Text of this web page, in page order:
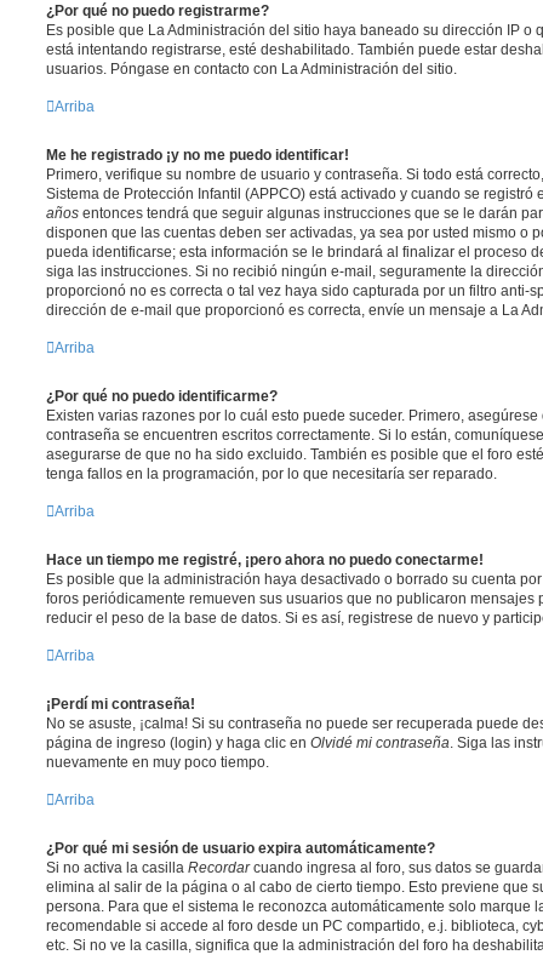
¿Por qué no puedo registrarme?
Es posible que La Administración del sitio haya baneado su dirección IP o
está intentando registrarse, esté deshabilitado. También puede estar
usuarios. Póngase en contacto con La Administración del sitio.
Arriba
Me he registrado ¡y no me puedo identificar!
Primero, verifique su nombre de usuario y contraseña. Si todo está
Sistema de Protección Infantil (APPCO) está activado y cuando se
años entonces tendrá que seguir algunas instrucciones que se le darán
disponen que las cuentas deben ser activadas, ya sea por usted mismo o
pueda identificarse; esta información se le brindará al finalizar el proceso
siga las instrucciones. Si no recibió ningún e-mail, seguramente la
proporcionó no es correcta o tal vez haya sido capturada por un filtro anti-
dirección de e-mail que proporcionó es correcta, envíe un mensaje a La
Arriba
¿Por qué no puedo identificarme?
Existen varias razones por lo cuál esto puede suceder. Primero,
contraseña se encuentren escritos correctamente. Si lo están,
asegurarse de que no ha sido excluido. También es posible que el foro
tenga fallos en la programación, por lo que necesitaría ser reparado.
Arriba
Hace un tiempo me registré, ¡pero ahora no puedo conectarme!
Es posible que la administración haya desactivado o borrado su cuenta
foros periódicamente remueven sus usuarios que no publicaron mensajes
reducir el peso de la base de datos. Si es así, registrese de nuevo y
Arriba
¡Perdí mi contraseña!
No se asuste, ¡calma! Si su contraseña no puede ser recuperada puede
página de ingreso (login) y haga clic en Olvidé mi contraseña . Siga las
nuevamente en muy poco tiempo.
Arriba
¿Por qué mi sesión de usuario expira automáticamente?
Si no activa la casilla Recordarcuando ingresa al foro, sus datos se
elimina al salir de la página o al cabo de cierto tiempo. Esto previene que
persona. Para que el sistema le reconozca automáticamente solo marque
recomendable si accede al foro desde un PC compartido, e.j. biblioteca,
etc. Si no ve la casilla, significa que la administración del foro ha